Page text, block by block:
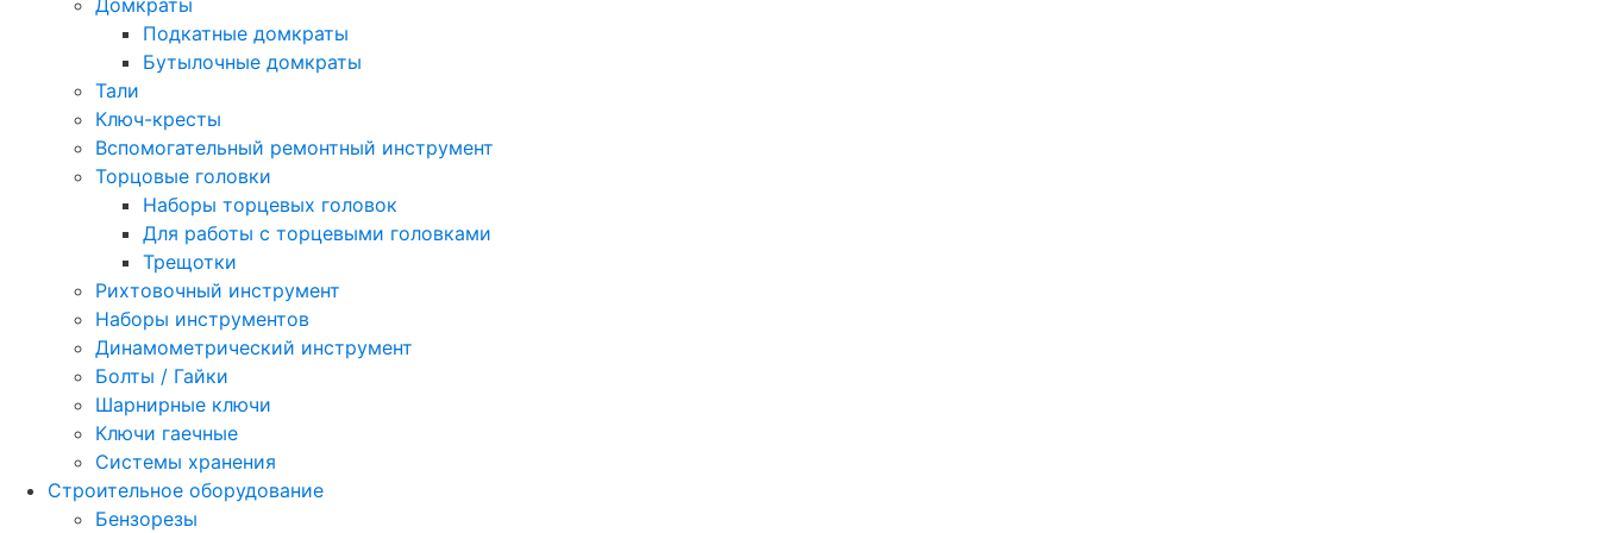
Домкраты
Подкатные домкраты
Бутылочные домкраты
Тали
Ключ-кресты
Вспомогательный ремонтный инструмент
Торцовые головки
Наборы торцевых головок
Для работы с торцевыми головками
Трещотки
Рихтовочный инструмент
Наборы инструментов
Динамометрический инструмент
Болты / Гайки
Шарнирные ключи
Ключи гаечные
Системы хранения
Строительное оборудование
Бензорезы